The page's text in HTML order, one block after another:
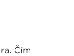
Čím